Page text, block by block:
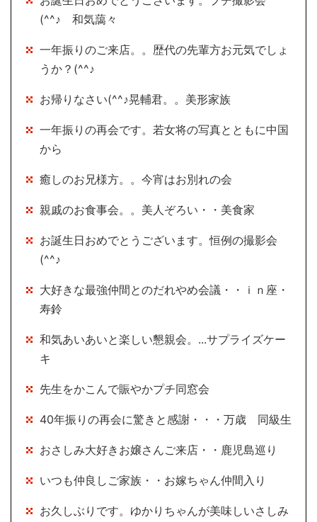
(^^♪ 和気藹々
一年振りのご来店。。歴代の先輩方お元気でしょ
うか？(^^♪
お帰りなさい(^^♪晃輔君。。美形家族
一年振りの再会です。若女将の写真とともに中国
から
癒しのお兄様方。。今宵はお別れの会
親戚のお食事会。。美人ぞろい・・美食家
お誕生日おめでとうございます。恒例の撮影会
(^^♪
大好きな最強仲間とのだれやめ会議・・ｉｎ座・
寿鈴
和気あいあいと楽しい懇親会。...サプライズケー
キ
先生をかこんで賑やかプチ同窓会
40年振りの再会に驚きと感謝・・・万歳 同級生
おさしみ大好きお嬢さんご来店・・鹿児島巡り
いつも仲良しご家族・・お嫁ちゃん仲間入り
お久しぶりです。ゆかりちゃんが美味しいさしみ